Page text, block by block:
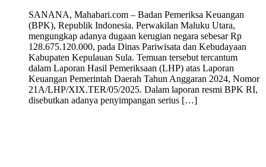
SANANA, Mahabari.com – Badan Pemeriksa Keuangan
(BPK), Republik Indonesia. Perwakilan Maluku Utara,
mengungkap adanya dugaan kerugian negara sebesar Rp
128.675.120.000, pada Dinas Pariwisata dan Kebudayaan
Kabupaten Kepulauan Sula. Temuan tersebut tercantum
dalam Laporan Hasil Pemeriksaan (LHP) atas Laporan
Keuangan Pemerintah Daerah Tahun Anggaran 2024, Nomor
21A/LHP/XIX.TER/05/2025. Dalam laporan resmi BPK RI,
disebutkan adanya penyimpangan serius […]